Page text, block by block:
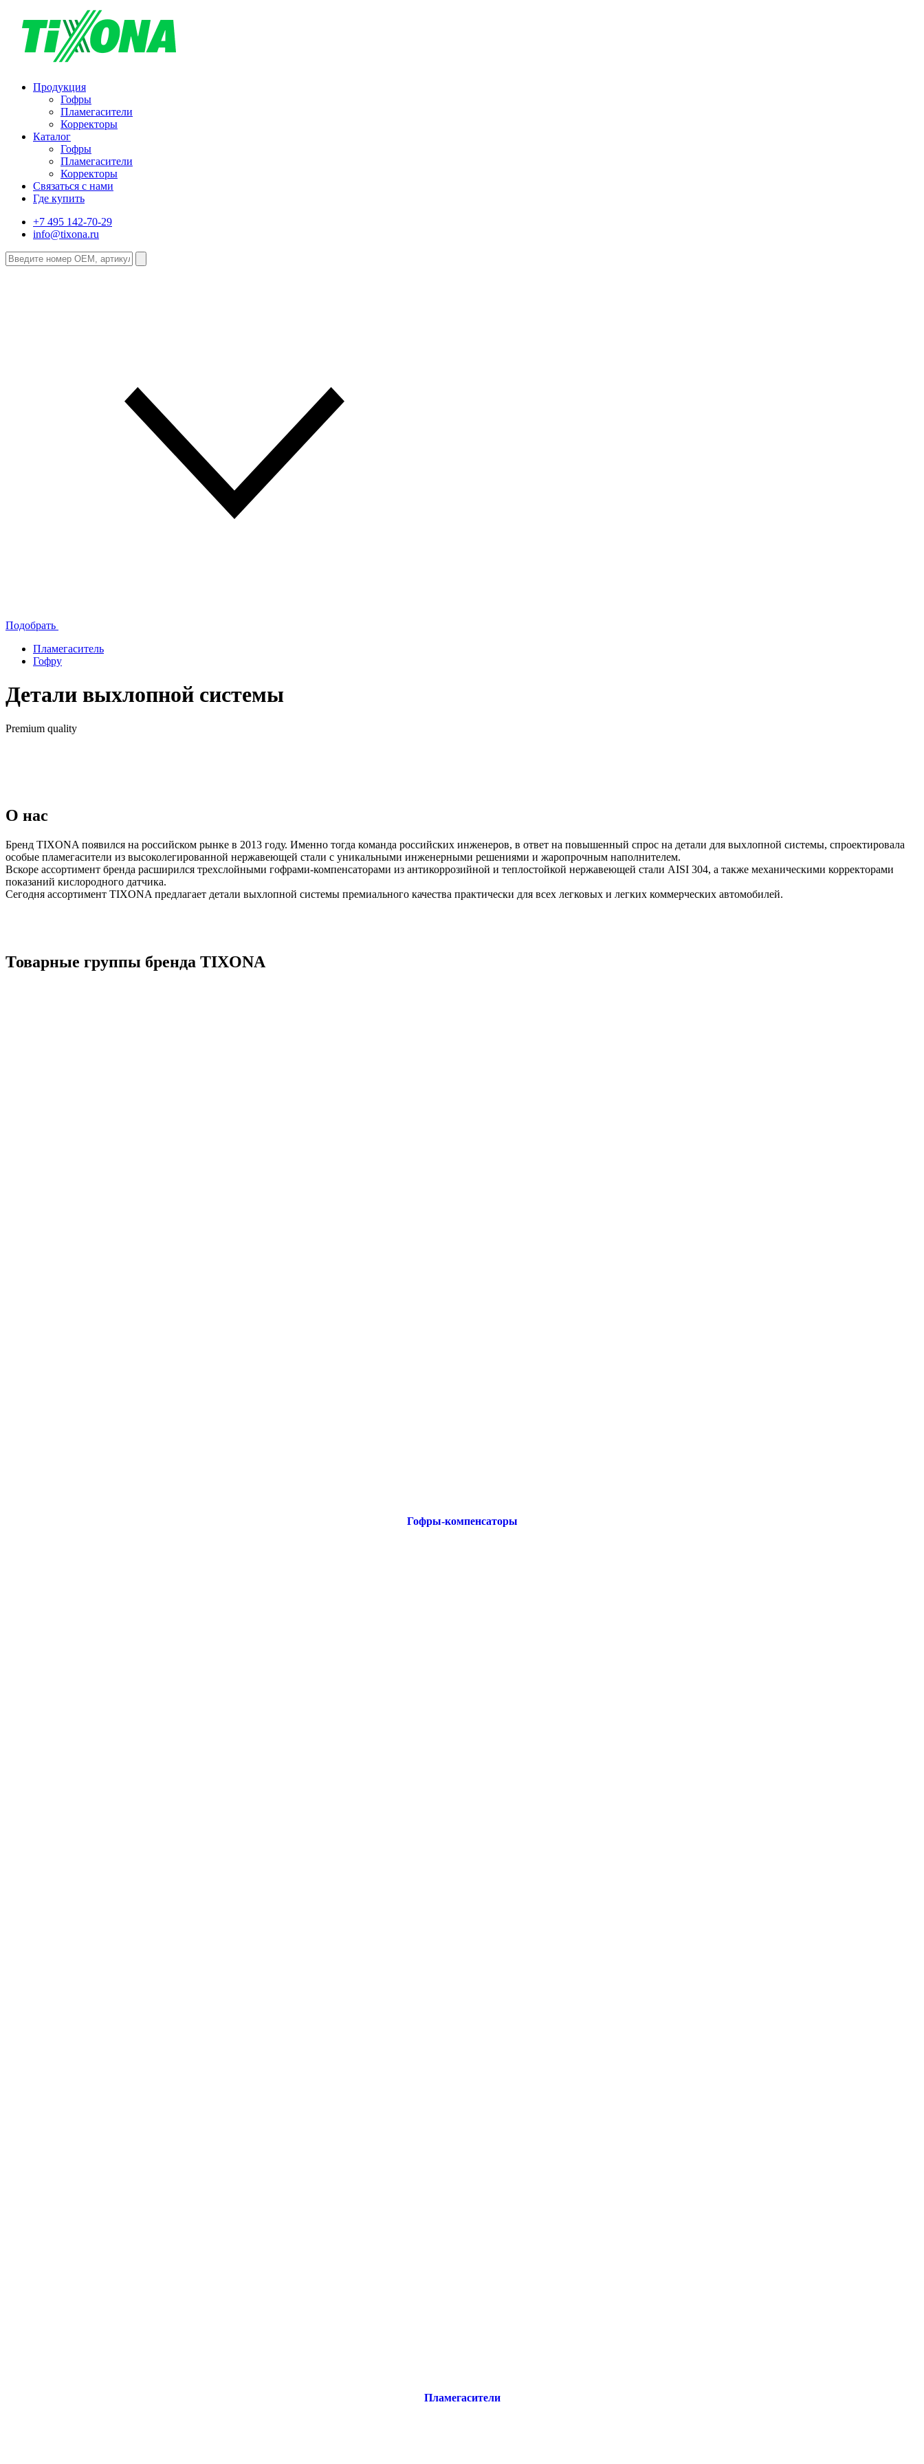
Продукция
Гофры
Пламегасители
Корректоры
Каталог
Гофры
Пламегасители
Корректоры
Связаться с нами
Где купить
+7 495 142-70-29
info@tixona.ru
Подобрать
Пламегаситель
Гофру
Детали выхлопной системы
Premium quality
О нас
Бренд TIXONA появился на российском рынке в 2013 году. Именно тогда команда российских инженеров, в ответ на повышенный спрос на детали для выхлопной системы, спроектировала
особые пламегасители из высоколегированной нержавеющей стали с уникальными инженерными решениями и жаропрочным наполнителем.
Вскоре ассортимент бренда расширился трехслойными гофрами-компенсаторами из антикоррозийной и теплостойкой нержавеющей стали AISI 304, а также механическими корректорами
показаний кислородного датчика.
Сегодня ассортимент TIXONA предлагает детали выхлопной системы премиального качества практически для всех легковых и легких коммерческих автомобилей.
Товарные группы бренда TIXONA
Гофры-компенсаторы
Пламегасители